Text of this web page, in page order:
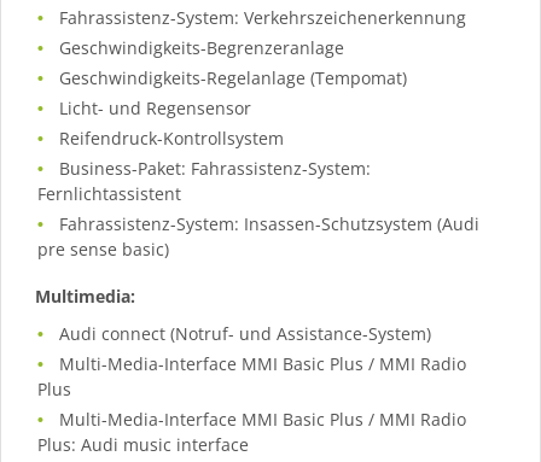
Fahrassistenz-System: Verkehrszeichenerkennung
Geschwindigkeits-Begrenzeranlage
Geschwindigkeits-Regelanlage (Tempomat)
Licht- und Regensensor
Reifendruck-Kontrollsystem
Business-Paket: Fahrassistenz-System:
Fernlichtassistent
Fahrassistenz-System: Insassen-Schutzsystem (Audi
pre sense basic)
Multimedia:
Audi connect (Notruf- und Assistance-System)
Multi-Media-Interface MMI Basic Plus / MMI Radio
Plus
Multi-Media-Interface MMI Basic Plus / MMI Radio
Plus: Audi music interface